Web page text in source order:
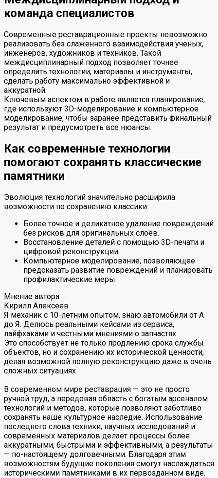
команда специалистов
Современные реставрационные проекты невозможно
реализовать без слаженного взаимодействия ученых,
инженеров, художников и техников. Такой
междисциплинарный подход позволяет точнее
определить технологии, материалы и инструменты,
сделать работу максимально эффективной и
аккуратной.
Ключевым аспектом в работе является планирование,
где используют 3D-моделирование и компьютерное
моделирование, чтобы заранее представить финальный
результат и предусмотреть все нюансы.
Как современные технологии
помогают сохранять классические
памятники
Эволюция технологий значительно расширила
возможности по сохранению классики:
Более точное и деликатное удаление повреждений
без рисков для оригинальных слоёв.
Восстановление деталей с помощью 3D-печати и
цифровой реконструкции.
Компьютерное моделирование, позволяющее
предсказать развитие повреждений и планировать
профилактические меры.
Мнение автора
Кирилл Алексеев
Я механик с 10-летним опытом, знаю автомобили от А
до Я. Делюсь реальными кейсами из сервиса,
лайфхаками и честными мнениями о запчастях.
Это способствует не только продлению срока службы
объектов, но и сохранению их исторической ценности,
делая возможной полную реконструкцию даже в очень
сложных ситуациях.
В современном мире реставрация — это не просто
ручной труд, а передовая область с богатым арсеналом
технологий и методов, которые позволяют заботливо
сохранять наше культурное наследие. Использование
последнего слова техники, научных исследований и
современных материалов делает процессы более
аккуратными, быстрыми и эффективными, а результаты
— по-настоящему долговечными. Благодаря этим
возможностям будущие поколения смогут наслаждаться
историческими памятниками в их первозданном виде.